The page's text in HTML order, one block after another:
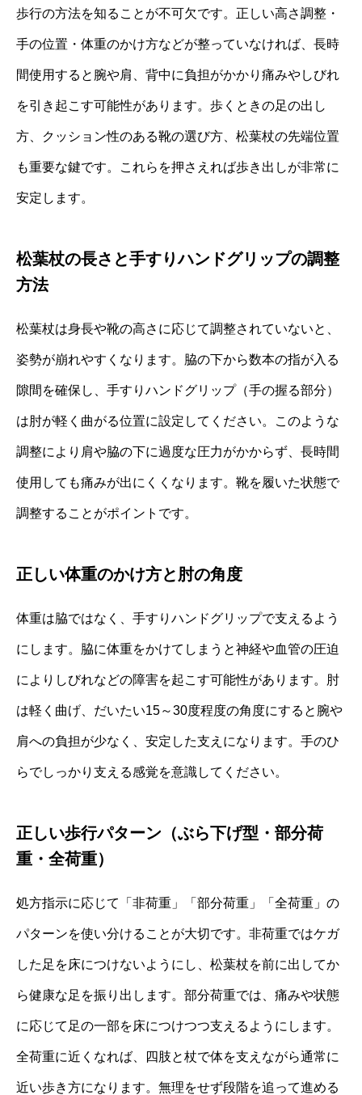
歩行の方法を知ることが不可欠です。正しい高さ調整・
手の位置・体重のかけ方などが整っていなければ、長時
間使用すると腕や肩、背中に負担がかかり痛みやしびれ
を引き起こす可能性があります。歩くときの足の出し
方、クッション性のある靴の選び方、松葉杖の先端位置
も重要な鍵です。これらを押さえれば歩き出しが非常に
安定します。
松葉杖の長さと手すりハンドグリップの調整
方法
松葉杖は身長や靴の高さに応じて調整されていないと、
姿勢が崩れやすくなります。脇の下から数本の指が入る
隙間を確保し、手すりハンドグリップ（手の握る部分）
は肘が軽く曲がる位置に設定してください。このような
調整により肩や脇の下に過度な圧力がかからず、長時間
使用しても痛みが出にくくなります。靴を履いた状態で
調整することがポイントです。
正しい体重のかけ方と肘の角度
体重は脇ではなく、手すりハンドグリップで支えるよう
にします。脇に体重をかけてしまうと神経や血管の圧迫
によりしびれなどの障害を起こす可能性があります。肘
は軽く曲げ、だいたい15～30度程度の角度にすると腕や
肩への負担が少なく、安定した支えになります。手のひ
らでしっかり支える感覚を意識してください。
正しい歩行パターン（ぶら下げ型・部分荷
重・全荷重）
処方指示に応じて「非荷重」「部分荷重」「全荷重」の
パターンを使い分けることが大切です。非荷重ではケガ
した足を床につけないようにし、松葉杖を前に出してか
ら健康な足を振り出します。部分荷重では、痛みや状態
に応じて足の一部を床につけつつ支えるようにします。
全荷重に近くなれば、四肢と杖で体を支えながら通常に
近い歩き方になります。無理をせず段階を追って進める